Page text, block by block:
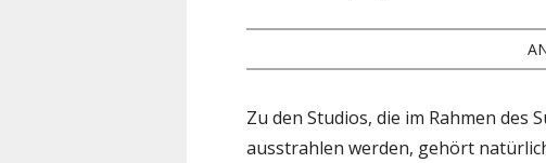
Zu den Studios, die im Rahmen des
ausstrahlen werden, gehört